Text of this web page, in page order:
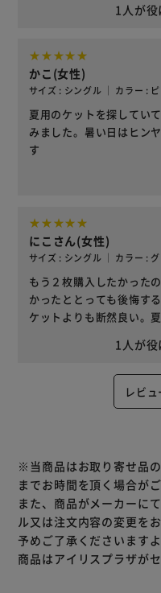
1 人が
かこ(女性)
サイズ : シングル ｜ カラー :
夏用のケットを探してい
みました。暑い日はヒン
す
にこさん(女性)
サイズ : シングル ｜ カラー :
もう２枚購入したかった
かったととっても後悔す
ケットよりも断然良い。
1 人が
レビ
※当商品はお取り寄せ品
までお時間を頂く場合がご
また、商品がメーカーに
ル又は注文内容の変更を
予めご了承くださいます
商品はアイリスプラザが